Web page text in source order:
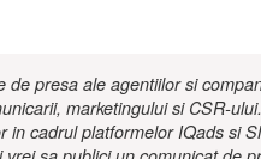
de presa ale agentiilor si
marketingului si CSR-ului.
in cadrul platformelor IQads si